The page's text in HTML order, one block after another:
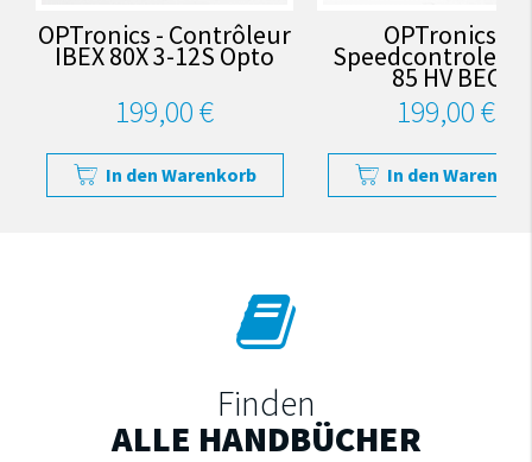
OPTronics - Contrôleur
IBEX 80X 3-12S Opto
199,00 €
In den Warenkorb
OPTronics -
Speedcontroler
85 HV BEC
199,00 €
In den
Finden
ALLE HANDBÜCHER